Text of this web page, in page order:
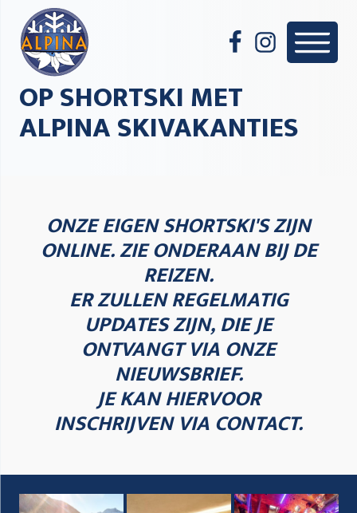
OP SHORTSKI MET
ALPINA SKIVAKANTIES
ONZE EIGEN SHORTSKI'S ZIJN
ONLINE. ZIE ONDERAAN BIJ DE
REIZEN.
ER ZULLEN REGELMATIG
UPDATES ZIJN, DIE JE
ONTVANGT VIA ONZE
NIEUWSBRIEF.
JE KAN HIERVOOR
INSCHRIJVEN VIA CONTACT.